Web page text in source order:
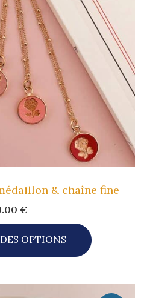
Peuvent
Être
Choisies
Sur
Page
& chaîne fine
€
OPTIONS
A